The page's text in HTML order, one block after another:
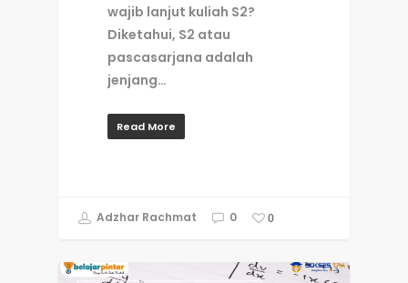
wajib lanjut kuliah S2?
Diketahui, S2 atau
pascasarjana adalah
jenjang…
Read More
Adzhar Rachmat 0 0